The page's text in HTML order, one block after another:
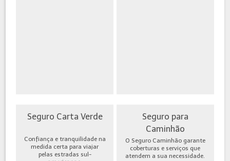
Seguro Carta Verde
Confiança e tranquilidade na
medida certa para viajar
pelas estradas sul-
Seguro para
Caminhão
O Seguro Caminhão garante
coberturas e serviços que
atendem a sua necessidade.